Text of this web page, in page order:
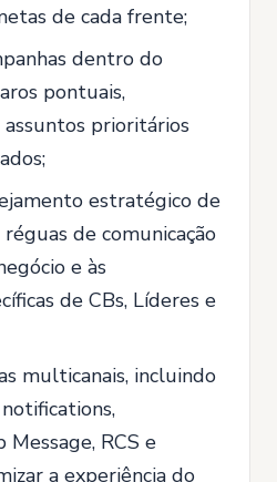
de cada frente;
dentro do
pontuais,
prioritários
estratégico de
de comunicação
e às
de CBs, Líderes e
multicanais, incluindo
RCS e
a experiência do